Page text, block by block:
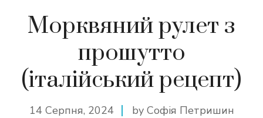
Морквяний рулет з
прошутто
(італійський рецепт)
14 Серпня, 2024 by Софія Петришин